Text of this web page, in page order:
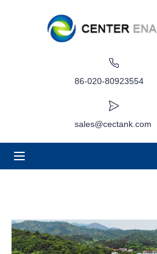
86-020-80923554
sales@cectank.com
Anwendungen
Nachricht